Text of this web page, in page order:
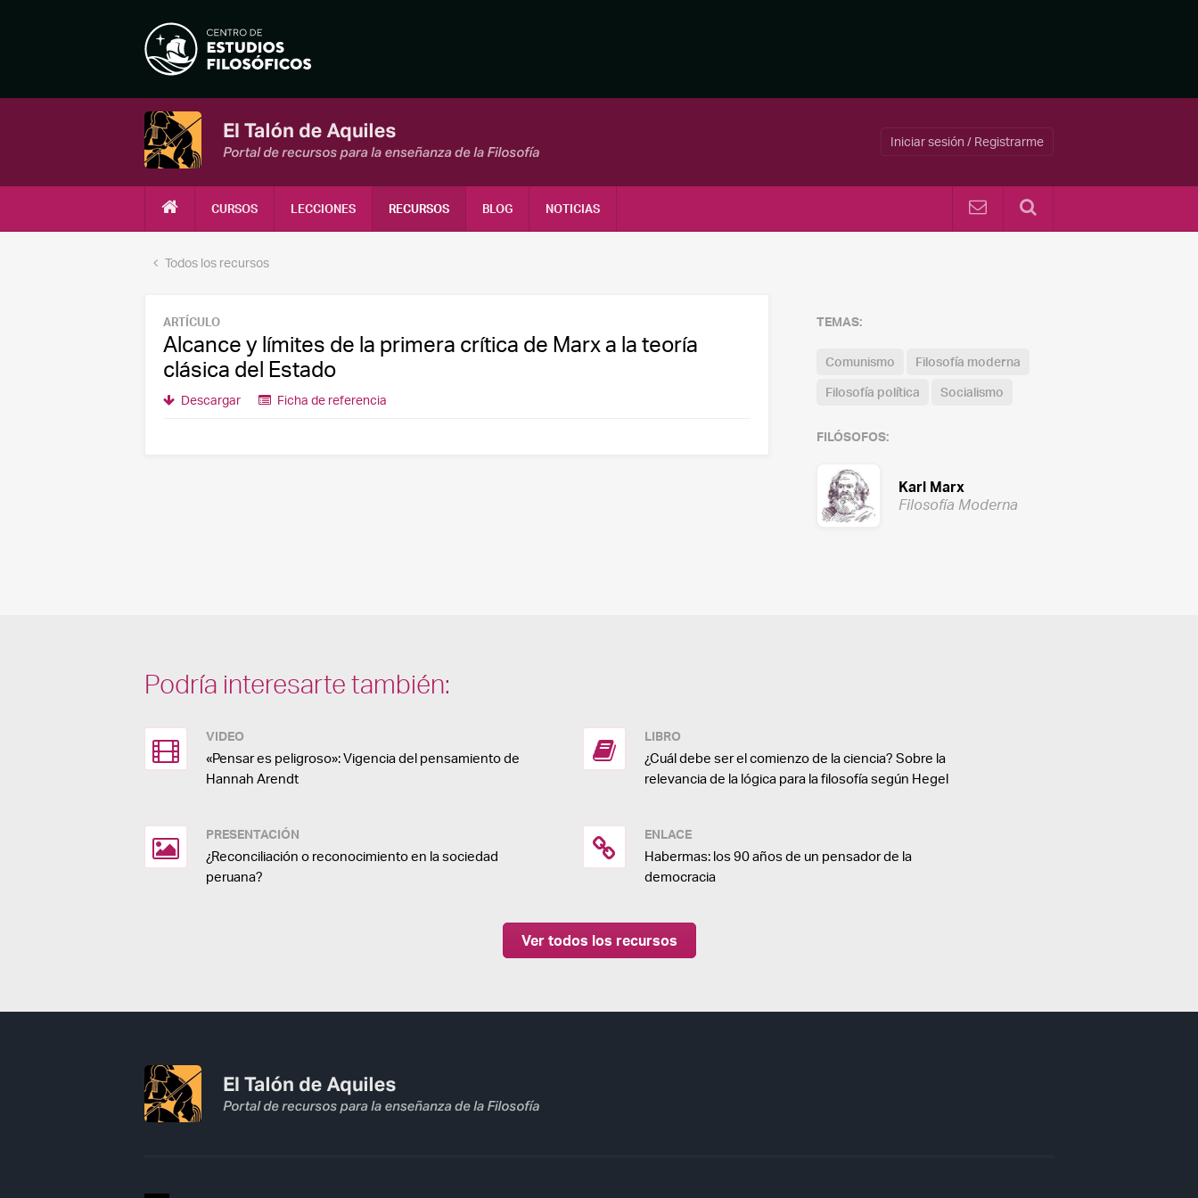
Iniciar sesión / Registrarme
CURSOS LECCIONES RECURSOS BLOG NOTICIAS
Todos los recursos
ARTÍCULO
Alcance y límites de la primera crítica de Marx a la teoría
clásica del Estado
Descargar Ficha de referencia
TEMAS:
Comunismo
Filosofía moderna
Filosofía política
Socialismo
FILÓSOFOS:
Karl Marx
Filosofía Moderna
Podría interesarte también:
VIDEO
«Pensar es peligroso»: Vigencia del pensamiento de
Hannah Arendt
LIBRO
¿Cuál debe ser el comienzo de la ciencia? Sobre la
relevancia de la lógica para la filosofía según Hegel
PRESENTACIÓN
¿Reconciliación o reconocimiento en la sociedad
peruana?
ENLACE
Habermas: los 90 años de un pensador de la
democracia
Ver todos los recursos